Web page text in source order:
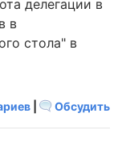
делегации в
в
стола" в
Обсудить